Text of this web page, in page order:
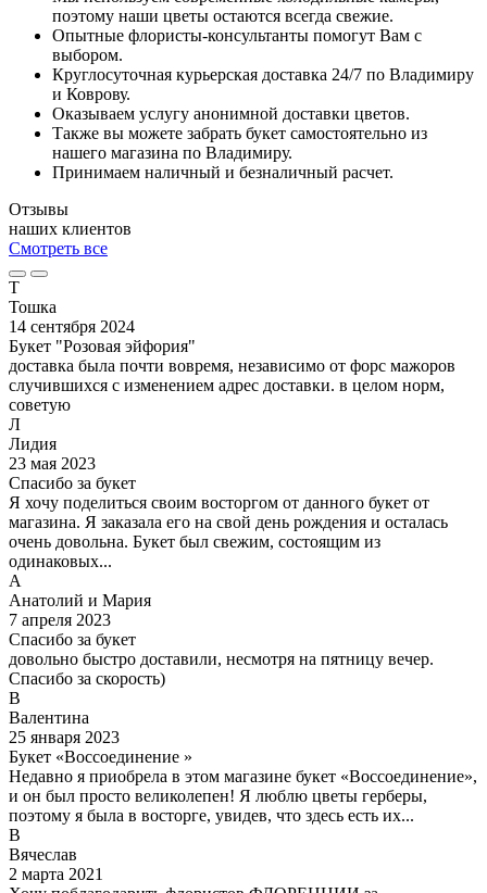
поэтому наши цветы остаются всегда свежие.
Опытные флористы-консультанты помогут Вам с
выбором.
Круглосуточная курьерская доставка 24/7 по Владимиру
и Коврову.
Оказываем услугу анонимной доставки цветов.
Также вы можете забрать букет самостоятельно из
нашего магазина по Владимиру.
Принимаем наличный и безналичный расчет.
Отзывы
наших клиентов
Смотреть все
Т
Тошка
14 сентября 2024
Букет "Розовая эйфория"
доставка была почти вовремя, независимо от форс мажоров
случившихся с изменением адрес доставки. в целом норм,
советую
Л
Лидия
23 мая 2023
Спасибо за букет
Я хочу поделиться своим восторгом от данного букет от
магазина. Я заказала его на свой день рождения и осталась
очень довольна. Букет был свежим, состоящим из
одинаковых...
А
Анатолий и Мария
7 апреля 2023
Спасибо за букет
довольно быстро доставили, несмотря на пятницу вечер.
Спасибо за скорость)
В
Валентина
25 января 2023
Букет «Воссоединение »
Недавно я приобрела в этом магазине букет «Воссоединение»,
и он был просто великолепен! Я люблю цветы герберы,
поэтому я была в восторге, увидев, что здесь есть их...
В
Вячеслав
2 марта 2021